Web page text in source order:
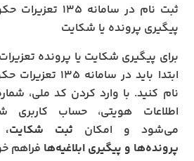
ثبت نام در سامانه ۱۳۵
پیگیری پرونده یا شکایت
برای پیگیری شکایت یا پرونده
ابتدا باید در سامانه
نام کنید. با وارد کردن کد ملی،
اطلاعات هویتی، حساب کاربری
می‌شود و امکان ثبت
پرونده‌ها و پیگیری ابلاغیه‌ها فراهم